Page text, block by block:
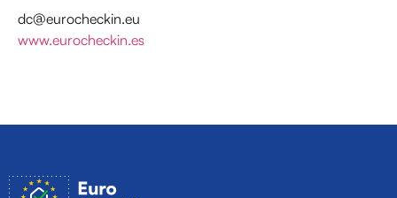
dc@eurocheckin.eu
www.eurocheckin.es